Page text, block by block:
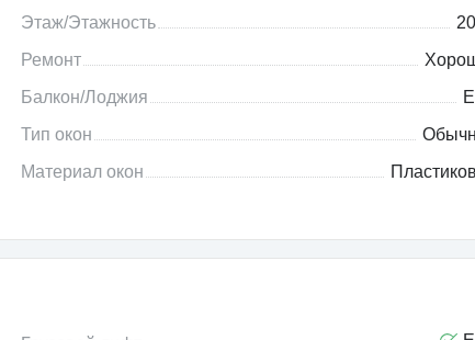
Этаж/Этажность
Ремонт
Балкон/Лоджия
Тип окон
Материал окон